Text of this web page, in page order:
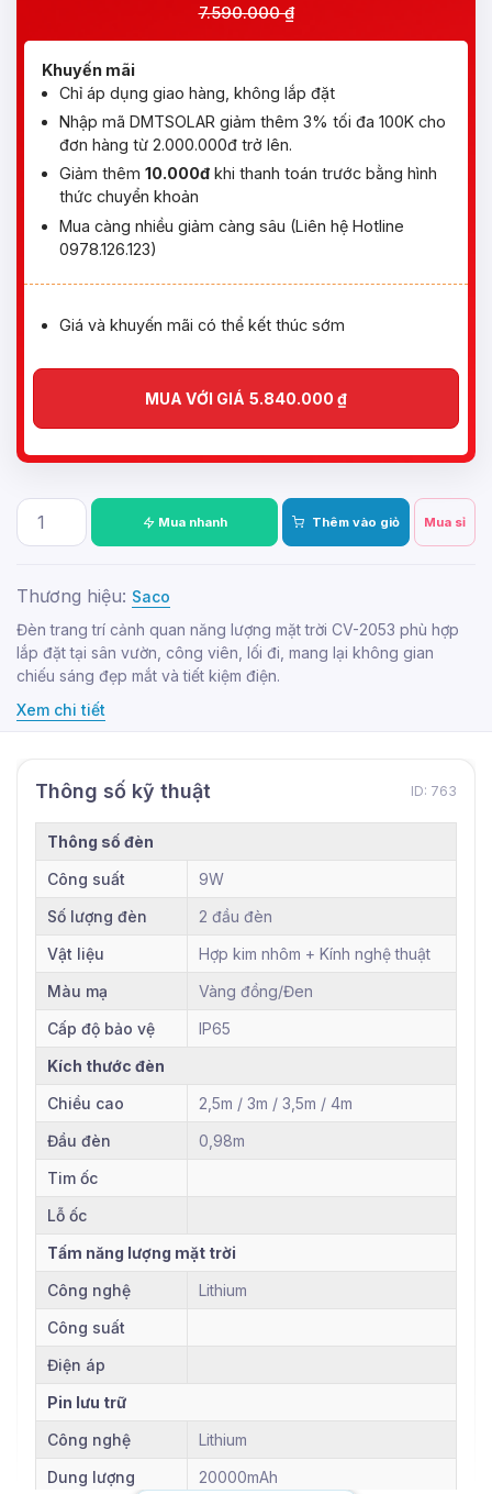
7.590.000 ₫
Khuyến mãi
Chỉ áp dụng giao hàng, không lắp đặt
Nhập mã DMTSOLAR giảm thêm 3% tối đa 100K cho
đơn hàng từ 2.000.000đ trở lên.
Giảm thêm 10.000đ khi thanh toán trước bằng hình
thức chuyển khoản
Mua càng nhiều giảm càng sâu (Liên hệ Hotline
0978.126.123)
Giá và khuyến mãi có thể kết thúc sớm
MUA VỚI GIÁ 5.840.000 ₫
Mua nhanh Thêm vào giỏ Mua sỉ
Thương hiệu: Saco
Đèn trang trí cảnh quan năng lượng mặt trời CV-2053 phù hợp
lắp đặt tại sân vườn, công viên, lối đi, mang lại không gian
chiếu sáng đẹp mắt và tiết kiệm điện.
Xem chi tiết
Thông số kỹ thuật ID: 763
Thông số đèn
Công suất
9W
Số lượng đèn
2 đầu đèn
Vật liệu
Hợp kim nhôm + Kính nghệ thuật
Màu mạ
Vàng đồng/Đen
Cấp độ bảo vệ
IP65
Kích thước đèn
Chiều cao
2,5m / 3m / 3,5m / 4m
Đầu đèn
0,98m
Tim ốc
Lỗ ốc
Tấm năng lượng mặt trời
Công nghệ
Lithium
Công suất
Điện áp
Pin lưu trữ
Công nghệ
Lithium
Dung lượng
20000mAh